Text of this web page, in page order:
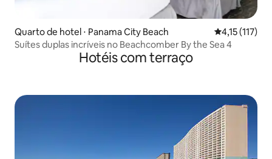
Quarto de hotel ⋅ Panama City Beach 4,15 de uma
4,15 (117)
Suítes duplas incríveis no Beachcomber By the Sea 4
Hotéis com terraço